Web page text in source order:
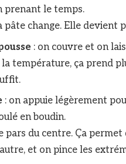
prenant le temps.
change. Elle devient
: on couvre et on
la température, ça prend
: on appuie légèrement
en boudin.
pars du centre. Ça
et on pince les